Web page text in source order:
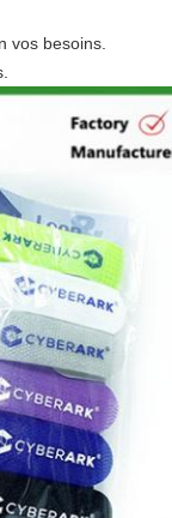
vos besoins.